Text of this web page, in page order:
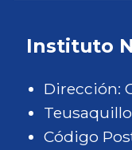
Instituto
Dirección:
Código